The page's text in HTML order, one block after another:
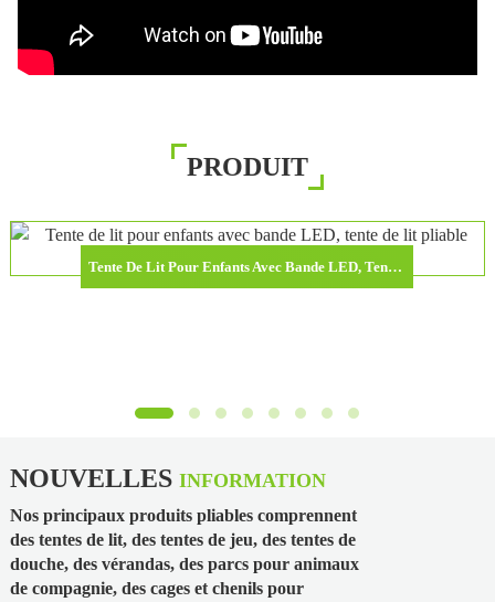
PRODUIT
Tente De Lit Pour Enfants Avec Bande LED, Tente De Lit Pliable Pour Tout-Petits, Maison De Jeux Pour Enfants
NOUVELLES INFORMATION
Nos principaux produits pliables comprennent
des tentes de lit, des tentes de jeu, des tentes de
douche, des vérandas, des parcs pour animaux
de compagnie, des cages et chenils pour